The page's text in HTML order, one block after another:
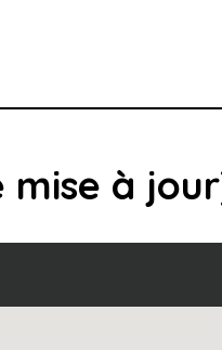
à